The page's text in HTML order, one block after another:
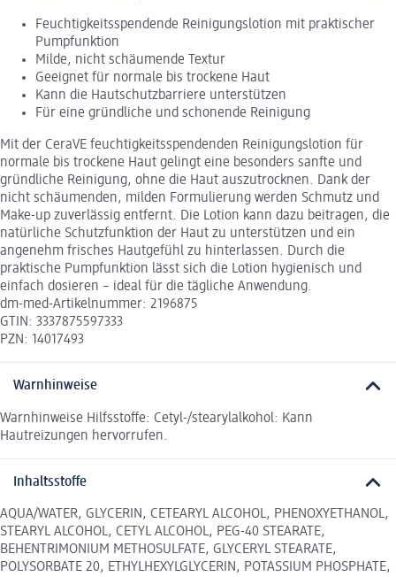
Feuchtigkeitsspendende Reinigungslotion mit praktischer
Pumpfunktion
Milde, nicht schäumende Textur
Geeignet für normale bis trockene Haut
Kann die Hautschutzbarriere unterstützen
Für eine gründliche und schonende Reinigung
Mit der CeraVE feuchtigkeitsspendenden Reinigungslotion für
normale bis trockene Haut gelingt eine besonders sanfte und
gründliche Reinigung, ohne die Haut auszutrocknen. Dank der
nicht schäumenden, milden Formulierung werden Schmutz und
Make-up zuverlässig entfernt. Die Lotion kann dazu beitragen, die
natürliche Schutzfunktion der Haut zu unterstützen und ein
angenehm frisches Hautgefühl zu hinterlassen. Durch die
praktische Pumpfunktion lässt sich die Lotion hygienisch und
einfach dosieren – ideal für die tägliche Anwendung.
dm-med-Artikelnummer: 2196875
GTIN: 3337875597333
PZN: 14017493
Warnhinweise
Warnhinweise Hilfsstoffe: Cetyl-/stearylalkohol: Kann
Hautreizungen hervorrufen.
Inhaltsstoffe
AQUA/WATER, GLYCERIN, CETEARYL ALCOHOL, PHENOXYETHANOL,
STEARYL ALCOHOL, CETYL ALCOHOL, PEG-40 STEARATE,
BEHENTRIMONIUM METHOSULFATE, GLYCERYL STEARATE,
POLYSORBATE 20, ETHYLHEXYLGLYCERIN, POTASSIUM PHOSPHATE,